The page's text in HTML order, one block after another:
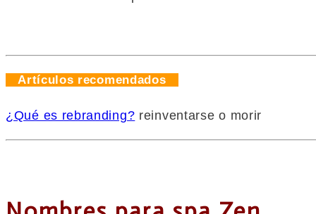
Artículos recomendados
¿Qué es rebranding? reinventarse o morir